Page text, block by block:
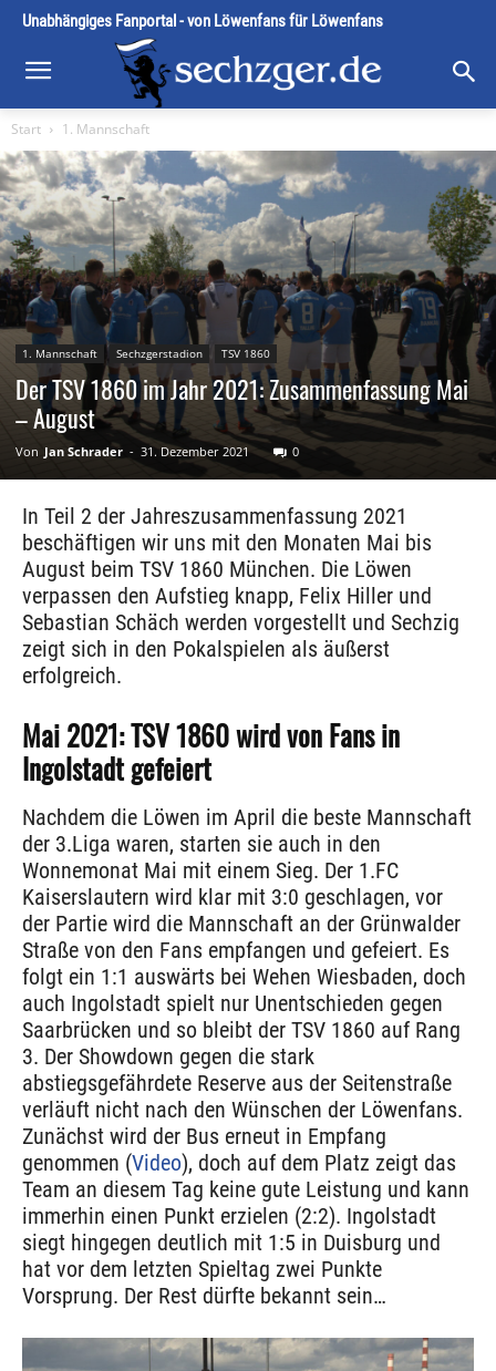
Unabhängiges Fanportal - von Löwenfans für Löwenfans
Start 1. Mannschaft
1. Mannschaft Sechzgerstadion TSV 1860
Der TSV 1860 im Jahr 2021: Zusammenfassung Mai
– August
Von Jan Schrader - 31. Dezember 2021 0
In Teil 2 der Jahreszusammenfassung 2021
beschäftigen wir uns mit den Monaten Mai bis
August beim TSV 1860 München. Die Löwen
verpassen den Aufstieg knapp, Felix Hiller und
Sebastian Schäch werden vorgestellt und Sechzig
zeigt sich in den Pokalspielen als äußerst
erfolgreich.
Mai 2021: TSV 1860 wird von Fans in
Ingolstadt gefeiert
Nachdem die Löwen im April die beste Mannschaft
der 3.Liga waren, starten sie auch in den
Wonnemonat Mai mit einem Sieg. Der 1.FC
Kaiserslautern wird klar mit 3:0 geschlagen, vor
der Partie wird die Mannschaft an der Grünwalder
Straße von den Fans empfangen und gefeiert. Es
folgt ein 1:1 auswärts bei Wehen Wiesbaden, doch
auch Ingolstadt spielt nur Unentschieden gegen
Saarbrücken und so bleibt der TSV 1860 auf Rang
3. Der Showdown gegen die stark
abstiegsgefährdete Reserve aus der Seitenstraße
verläuft nicht nach den Wünschen der Löwenfans.
Zunächst wird der Bus erneut in Empfang
genommen (Video), doch auf dem Platz zeigt das
Team an diesem Tag keine gute Leistung und kann
immerhin einen Punkt erzielen (2:2). Ingolstadt
siegt hingegen deutlich mit 1:5 in Duisburg und
hat vor dem letzten Spieltag zwei Punkte
Vorsprung. Der Rest dürfte bekannt sein…